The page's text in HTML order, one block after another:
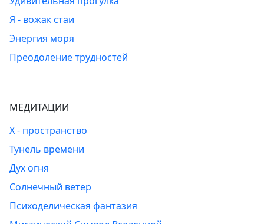
Я - вожак стаи
Энергия моря
Преодоление трудностей
МЕДИТАЦИИ
Х - пространство
Тунель времени
Дух огня
Солнечный ветер
Психоделическая фантазия